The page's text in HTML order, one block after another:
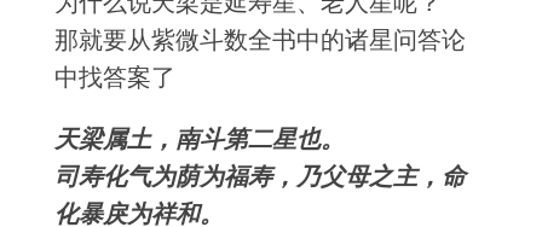
那就要从紫微斗数全书中的诸星问答论
中找答案了
天梁属土，南斗第二星也。
司寿化气为荫为福寿，乃父母之主，命
化暴戾为祥和。